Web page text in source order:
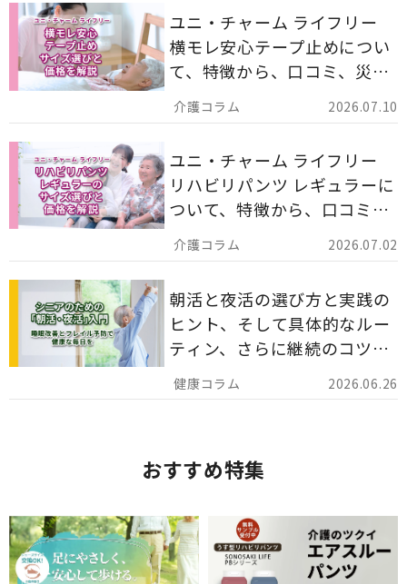
2026.07.10
ユニ・チャーム ライフリー
横モレ安心テープ止めについ
て、特徴から、口コミ、災害
備蓄としての活用法まで分か
りやすく解説します。
2026.07.02
ユニ・チャーム ライフリー
リハビリパンツ レギュラーに
ついて、特徴から、口コミ、
災害備蓄としての活用法まで
分かりやすく解説します。
2026.06.26
朝活と夜活の選び方と実践の
ヒント、そして具体的なルー
ティン、さらに継続のコツま
でを詳しくご紹介します。
おすすめ特集